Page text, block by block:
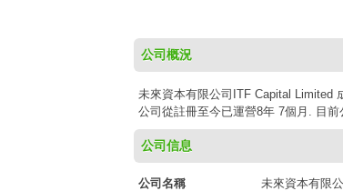
公司概況
未來資本有限公司ITF Capital Limited
公司從註冊至今已運營8年 7個月. 目前
公司信息
公司名稱 未來資本有限